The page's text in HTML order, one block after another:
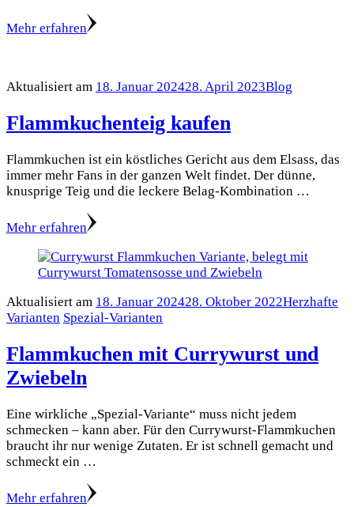
Mehr erfahren
Aktualisiert am 18. Januar 202428. April 2023Blog
Flammkuchenteig kaufen
Flammkuchen ist ein köstliches Gericht aus dem Elsass, das
immer mehr Fans in der ganzen Welt findet. Der dünne,
knusprige Teig und die leckere Belag-Kombination …
Mehr erfahren
Aktualisiert am 18. Januar 202428. Oktober 2022Herzhafte
Varianten Spezial-Varianten
Flammkuchen mit Currywurst und
Zwiebeln
Eine wirkliche „Spezial-Variante“ muss nicht jedem
schmecken – kann aber. Für den Currywurst-Flammkuchen
braucht ihr nur wenige Zutaten. Er ist schnell gemacht und
schmeckt ein …
Mehr erfahren